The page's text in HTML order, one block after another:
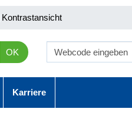
Kontrastansicht
OK
Karriere